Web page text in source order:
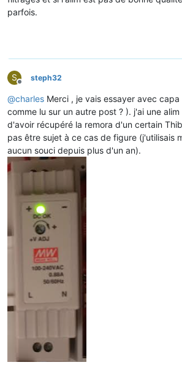
parfois.
S
Offline
steph32
@charles Merci , je vais essayer avec
comme lu sur un autre post ? ). j'ai une
d'avoir récupéré la remora d'un certain
pas être sujet à ce cas de figure (j'utilisais
aucun souci depuis plus d'un an).